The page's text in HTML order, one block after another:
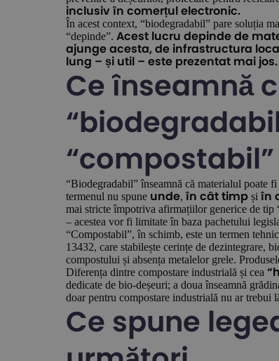
inclusiv în comerțul electronic.
În acest context, “biodegradabil” pare soluția
“depinde”. Acest lucru depinde de
ajunge acesta, de infrastructura
lung – și util – este prezentat mai jos.
Ce înseamnă
“Biodegradabil” înseamnă că materialul poate
termenul nu spune unde,în cât timp șiîn
mai stricte împotriva afirmațiilor generice de tip
– acestea vor fi limitate în baza pachetului
“Compostabil”, în schimb, este un termen
13432, care stabilește cerințe de dezintegrare,
compostului și absența metalelor grele.
Diferența dintre compostare industrială și cea
dedicate de bio-deșeuri; a doua înseamnă
doar pentru compostare industrială nu ar trebui
Ce spune